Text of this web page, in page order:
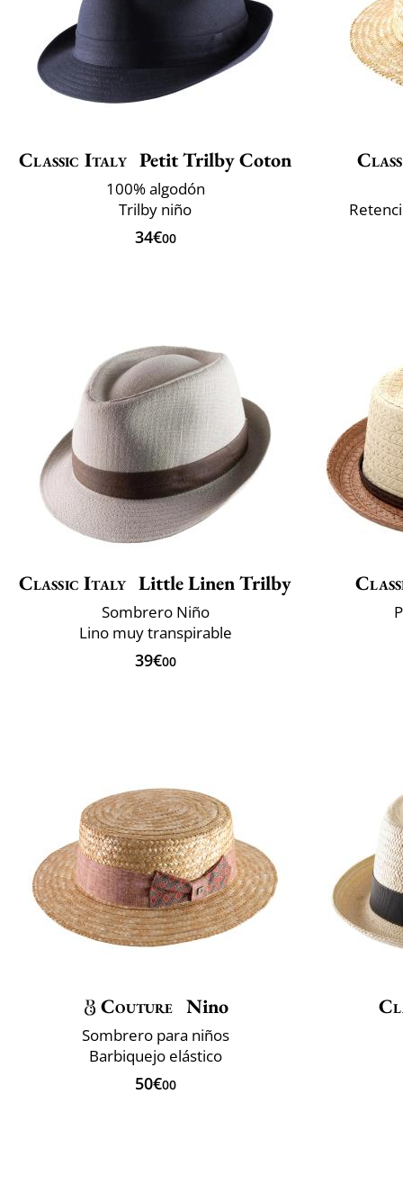
Classic Italy Petit Trilby Coton
100% algodón
Trilby niño
34€00
Classic Italy Little Linen Trilby
Sombrero Niño
Lino muy transpirable
39€00
Couture Nino
Sombrero para niños
Barbiquejo elástico
50€00